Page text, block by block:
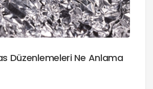
Düzenlemeleri Ne Anlama